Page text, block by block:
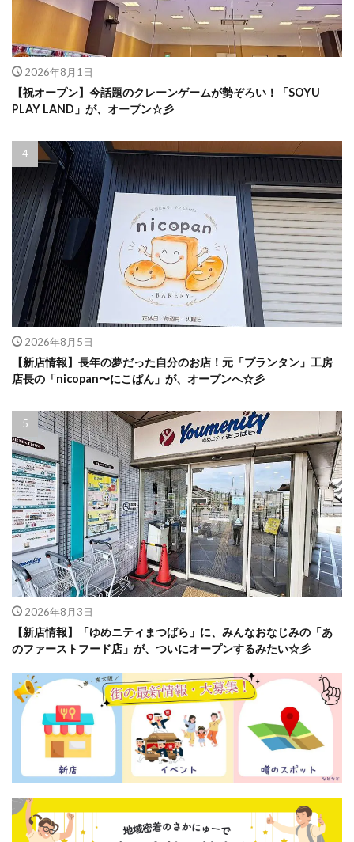
2026年8月1日
【祝オープン】今話題のクレーンゲームが勢ぞろい！「SOYU
PLAY LAND」が、オープン☆彡
2026年8月5日
【新店情報】長年の夢だった自分のお店！元「プランタン」工房
店長の「nicopan〜にこぱん」が、オープンへ☆彡
2026年8月3日
【新店情報】「ゆめニティまつばら」に、みんなおなじみの「あ
のファーストフード店」が、ついにオープンするみたい☆彡